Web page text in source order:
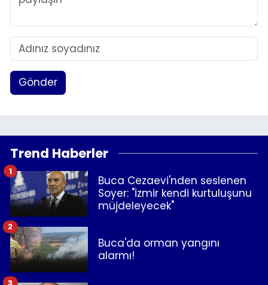
Gönder
Trend Haberler
Buca Cezaevi'nden seslenen
Soyer: "İzmir kendi kurtuluşunu
müjdeleyecek"
1
Buca'da orman yangını
alarmı!
2
3